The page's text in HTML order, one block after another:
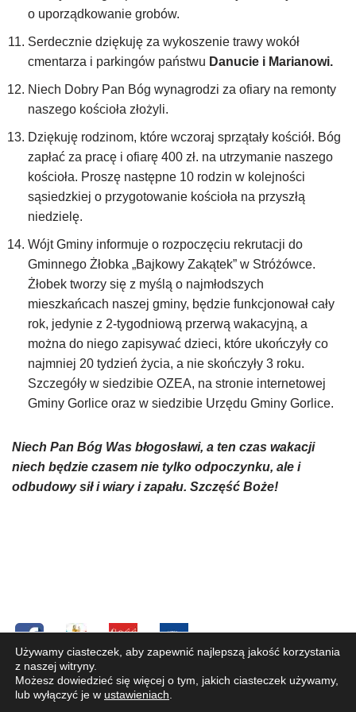
o uporządkowanie grobów.
Serdecznie dziękuję za wykoszenie trawy wokół
cmentarza i parkingów państwu Danucie i Marianowi.
Niech Dobry Pan Bóg wynagrodzi za ofiary na remonty
naszego kościoła złożyli.
Dziękuję rodzinom, które wczoraj sprzątały kościół. Bóg
zapłać za pracę i ofiarę 400 zł. na utrzymanie naszego
kościoła. Proszę następne 10 rodzin w kolejności
sąsiedzkiej o przygotowanie kościoła na przyszłą
niedzielę.
Wójt Gminy informuje o rozpoczęciu rekrutacji do
Gminnego Żłobka „Bajkowy Zakątek” w Stróżówce.
Żłobek tworzy się z myślą o najmłodszych
mieszkańcach naszej gminy, będzie funkcjonował cały
rok, jedynie z 2-tygodniową przerwą wakacyjną, a
można do niego zapisywać dzieci, które ukończyły co
najmniej 20 tydzień życia, a nie skończyły 3 roku.
Szczegóły w siedzibie OZEA, na stronie internetowej
Gminy Gorlice oraz w siedzibie Urzędu Gminy Gorlice.
Niech Pan Bóg Was błogosławi, a ten czas wakacji
niech będzie czasem nie tylko odpoczynku, ale i
odbudowy sił i wiary i zapału. Szczęść Boże!
Copyright © 2019 Parafia pw. Św. Józefa Oblubieńca NMP
w Bystrej. Wszelkie prawa zastrzeżone. W przypadku
Używamy ciasteczek, aby zapewnić najlepszą jakość korzystania
z naszej witryny.
Możesz dowiedzieć się więcej o tym, jakich ciasteczek używamy,
lub wyłączyć je w ustawieniach